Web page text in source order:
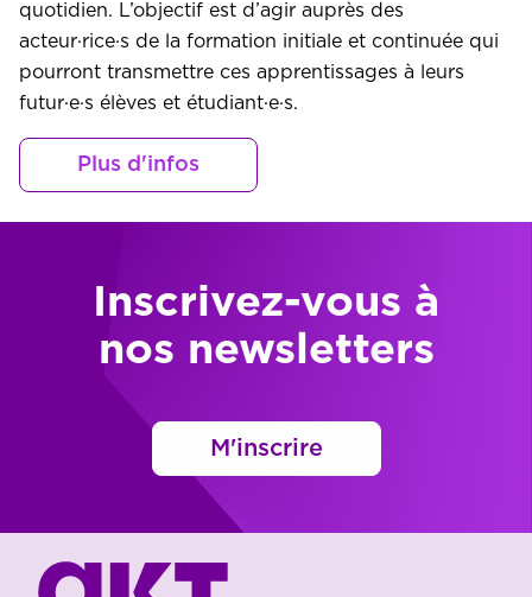
quotidien. L’objectif est d’agir auprès des
acteur·rice·s de la formation initiale et continuée qui
pourront transmettre ces apprentissages à leurs
futur·e·s élèves et étudiant·e·s.
Plus d'infos
Inscrivez-vous à
nos newsletters
M'inscrire